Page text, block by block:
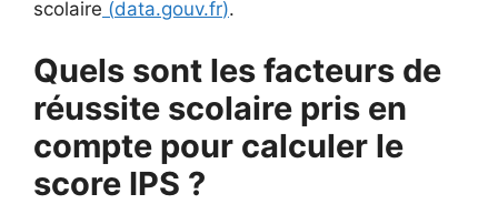
scolaire (data.gouv.fr).
Quels sont les facteurs de
réussite scolaire pris en
compte pour calculer le
score IPS ?